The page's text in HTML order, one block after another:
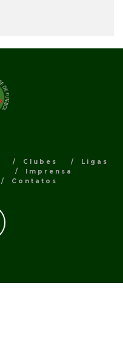
Clubes
Ligas
Imprensa
Contatos